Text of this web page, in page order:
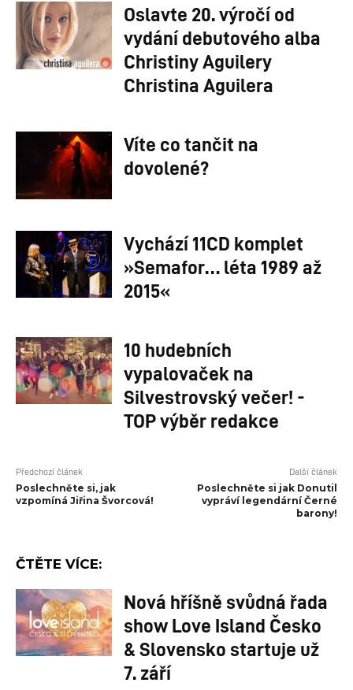
Oslavte 20. výročí od
vydání debutového alba
Christiny Aguilery
Christina Aguilera
Víte co tančit na
dovolené?
Vychází 11CD komplet
»Semafor… léta 1989 až
2015«
10 hudebních
vypalovaček na
Silvestrovský večer! -
TOP výběr redakce
Předchozí článek
Poslechněte si, jak
vzpomíná Jiřina Švorcová!
Další článek
Poslechněte si jak Donutil
vypráví legendární Černé
barony!
ČTĚTE VÍCE:
Nová hříšně svůdná řada
show Love Island Česko
& Slovensko startuje už
7. září